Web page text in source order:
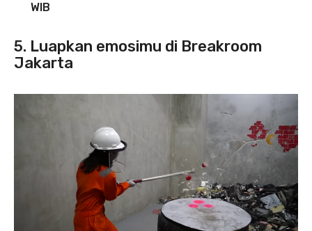
WIB
5. Luapkan emosimu di Breakroom
Jakarta